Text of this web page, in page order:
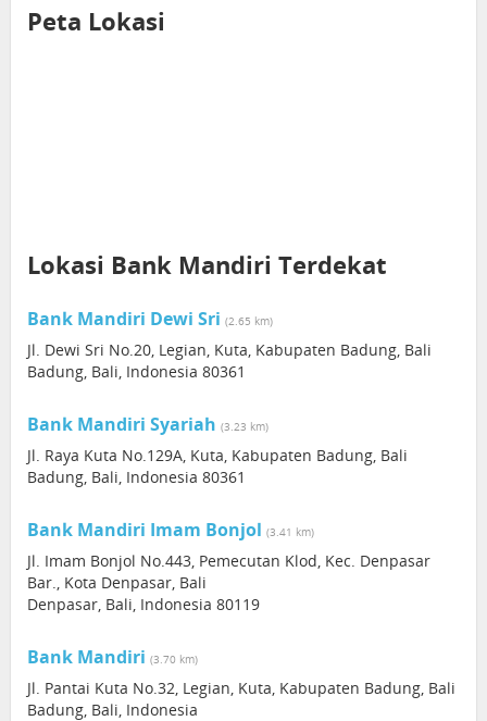
Peta Lokasi
Lokasi Bank Mandiri Terdekat
Bank Mandiri Dewi Sri (2.65 km)
Jl. Dewi Sri No.20, Legian, Kuta, Kabupaten Badung, Bali
Badung, Bali, Indonesia 80361
Bank Mandiri Syariah (3.23 km)
Jl. Raya Kuta No.129A, Kuta, Kabupaten Badung, Bali
Badung, Bali, Indonesia 80361
Bank Mandiri Imam Bonjol (3.41 km)
Jl. Imam Bonjol No.443, Pemecutan Klod, Kec. Denpasar
Bar., Kota Denpasar, Bali
Denpasar, Bali, Indonesia 80119
Bank Mandiri (3.70 km)
Jl. Pantai Kuta No.32, Legian, Kuta, Kabupaten Badung, Bali
Badung, Bali, Indonesia